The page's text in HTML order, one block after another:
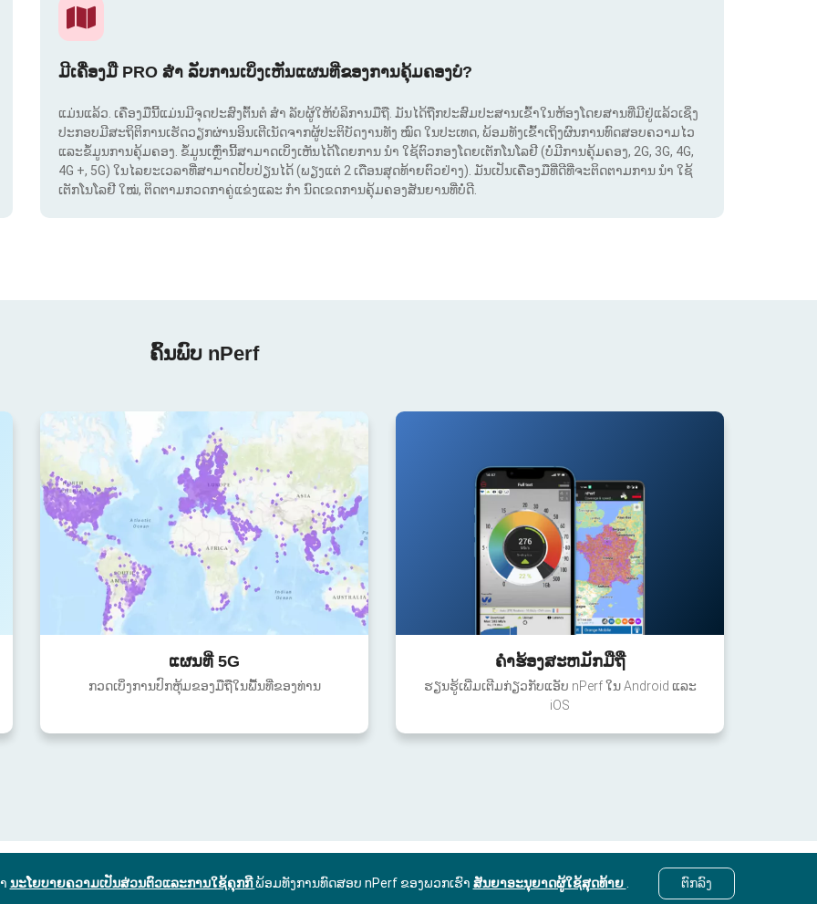
ມີເຄື່ອງມື PRO ສຳ ລັບການເບິ່ງເຫັນແຜນທີ່ຂອງການຄຸ້ມຄອງບໍ?
ແມ່ນແລ້ວ. ເຄື່ອງມືນີ້ແມ່ນມີຈຸດປະສົງຕົ້ນຕໍ ສຳ ລັບຜູ້ໃຫ້ບໍລິການມືຖື. ມັນໄດ້ຖືກປະສົມປະສານເຂົ້າໃນຫ້ອງໂດຍສານທີ່ມີຢູ່ແລ້ວເຊິ່ງ
ປະກອບມີສະຖິຕິການເຮັດວຽກຜ່ານອິນເຕີເນັດຈາກຜູ້ປະຕິບັດງານທັງ ໝົດ ໃນປະເທດ, ພ້ອມທັງເຂົ້າເຖິງຜົນການທົດສອບຄວາມໄວ
ແລະຂໍ້ມູນການຄຸ້ມຄອງ. ຂໍ້ມູນເຫຼົ່ານີ້ສາມາດເບິ່ງເຫັນໄດ້ໂດຍການ ນຳ ໃຊ້ຕົວກອງໂດຍເຕັກໂນໂລຢີ (ບໍ່ມີການຄຸ້ມຄອງ, 2G, 3G, 4G,
4G +, 5G) ໃນໄລຍະເວລາທີ່ສາມາດປັບປ່ຽນໄດ້ (ພຽງແຕ່ 2 ເດືອນສຸດທ້າຍຕົວຢ່າງ). ມັນເປັນເຄື່ອງມືທີ່ດີທີ່ຈະຕິດຕາມການ ນຳ ໃຊ້
ເຕັກໂນໂລຢີ ໃໝ່, ຕິດຕາມກວດກາຄູ່ແຂ່ງແລະ ກຳ ນົດເຂດການຄຸ້ມຄອງສັນຍານທີ່ບໍ່ດີ.
ຄົ້ນພົບ nPerf
ແຜນທີ່ 5G
ກວດເບິ່ງການປົກຫຸ້ມຂອງມືຖືໃນພື້ນທີ່ຂອງທ່ານ
ຄໍາຮ້ອງສະຫມັກມືຖື
ຮຽນຮູ້ເພີ່ມເຕີມກ່ຽວກັບແອັບ nPerf ໃນ Android ແລະ
iOS
ນະໂຍບາຍຄວາມເປັນສ່ວນຕົວແລະການໃຊ້ຄຸກກີພ້ອມທັງການທົດສອບ nPerf ຂອງພວກເຮົາ ສັນຍາອະນຸຍາດຜູ້ໃຊ້ສຸດທ້າຍ ຕົກ​ລົງ